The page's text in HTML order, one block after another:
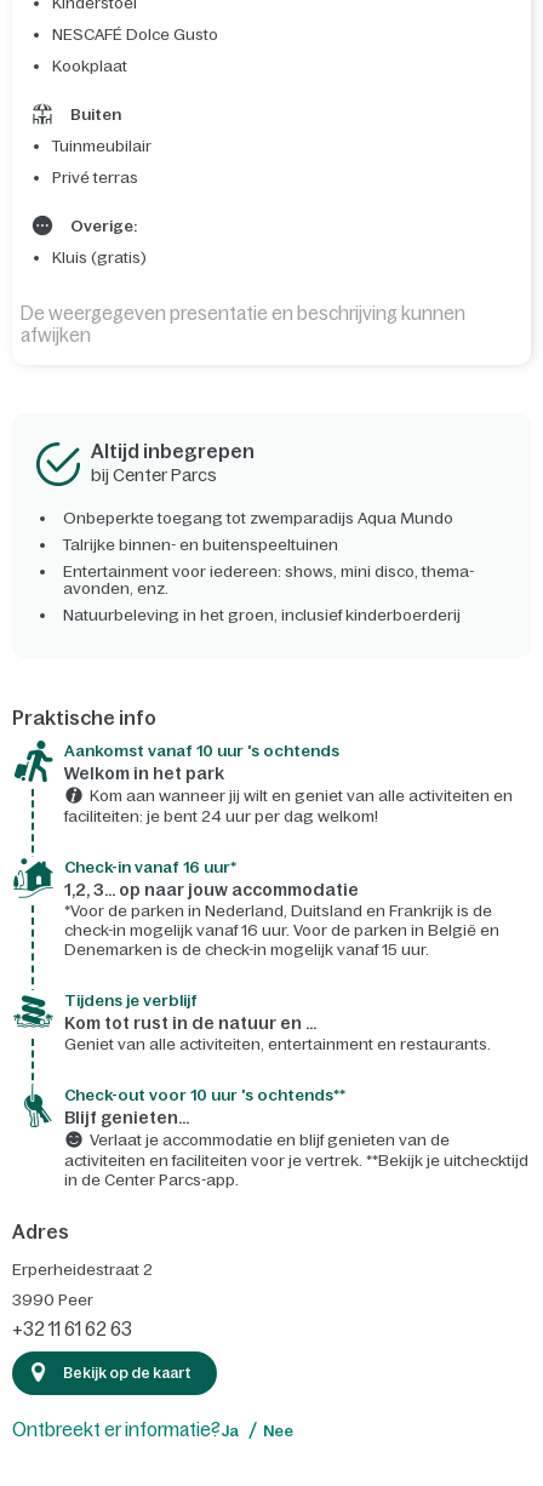
NESCAFÉ Dolce Gusto
Kookplaat
Buiten
Tuinmeubilair
Privé terras
Overige:
Kluis (gratis)
De weergegeven presentatie en beschrijving kunnen
afwijken
Altijd inbegrepen
bij Center Parcs
Onbeperkte toegang tot zwemparadijs Aqua Mundo
Talrijke binnen- en buitenspeeltuinen
Entertainment voor iedereen: shows, mini disco, thema-
avonden, enz.
Natuurbeleving in het groen, inclusief kinderboerderij
Praktische info
Aankomst vanaf 10 uur 's ochtends
Welkom in het park
Kom aan wanneer jij wilt en geniet van alle activiteiten en
faciliteiten: je bent 24 uur per dag welkom!
Check-in vanaf 16 uur*
1,2, 3... op naar jouw accommodatie
*Voor de parken in Nederland, Duitsland en Frankrijk is de
check-in mogelijk vanaf 16 uur. Voor de parken in België en
Denemarken is de check-in mogelijk vanaf 15 uur.
Tijdens je verblijf
Kom tot rust in de natuur en ...
Geniet van alle activiteiten, entertainment en restaurants.
Check-out voor 10 uur 's ochtends**
Blijf genieten...
Verlaat je accommodatie en blijf genieten van de
activiteiten en faciliteiten voor je vertrek. **Bekijk je uitchecktijd
in de Center Parcs-app.
Adres
Erperheidestraat 2
3990 Peer
+32 11 61 62 63
Bekijk op de kaart
Ontbreekt er informatie?Ja Nee